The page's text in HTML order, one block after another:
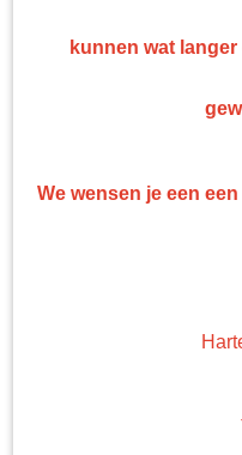
Retourneren kan
Professionele nonpaint
kunnen wat
We wensen je een